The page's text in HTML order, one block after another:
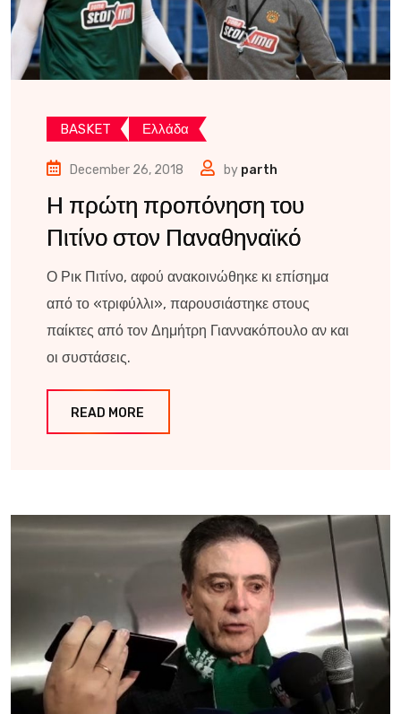
BASKET Ελλάδα
December 26, 2018 by parth
Η πρώτη προπόνηση του
Πιτίνο στον Παναθηναϊκό
Ο Ρικ Πιτίνο, αφού ανακοινώθηκε κι επίσημα
από το «τριφύλλι», παρουσιάστηκε στους
παίκτες από τον Δημήτρη Γιαννακόπουλο αν και
οι συστάσεις.
READ MORE